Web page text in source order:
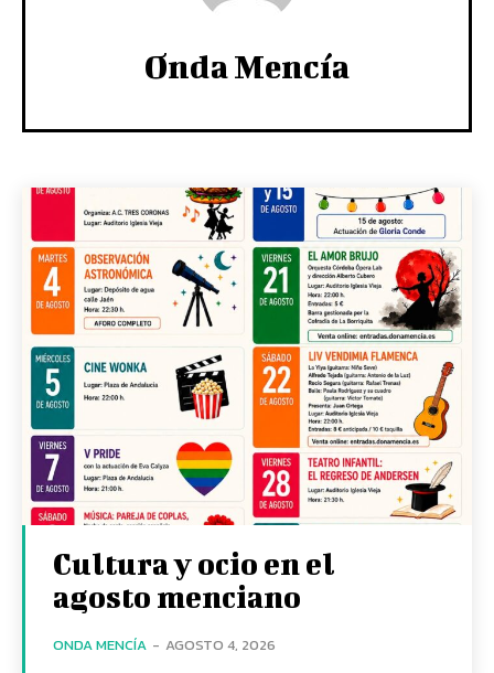
Onda Mencía
Cultura y ocio en el
agosto menciano
ONDA MENCÍA - AGOSTO 4, 2026